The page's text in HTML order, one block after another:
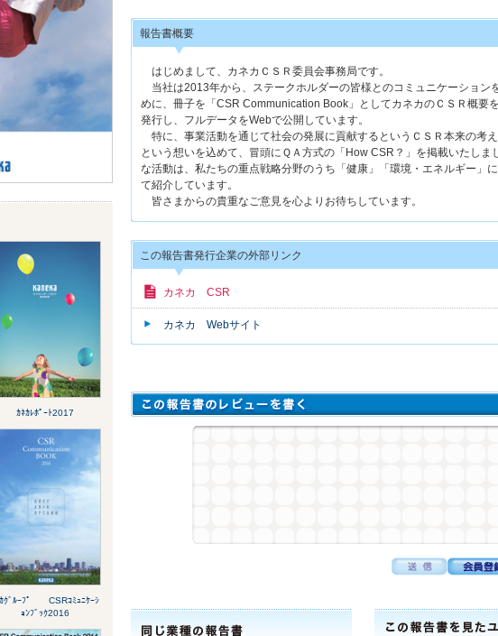
ｶﾈｶﾚﾎﾟｰﾄ2017
ｸﾞﾙｰﾌﾟ CSRｺﾐｭﾆｹｰｼ
ｮﾝﾌﾞｯｸ2016
報告書概要
はじめまして、カネカＣＳＲ委員会事務局です。
当社は2013年から、ステークホルダーの皆様とのコミュニケーション
めに、冊子を「CSR Communication Book」としてカネカのＣＳＲ概要
発行し、フルデータをWebで公開しています。
特に、事業活動を通じて社会の発展に貢献するというＣＳＲ本来の考
という想いを込めて、冒頭にＱＡ方式の「How CSR？」を掲載いたしま
な活動は、私たちの重点戦略分野のうち「健康」「環境・エネルギー」
て紹介しています。
皆さまからの貴重なご意見を心よりお待ちしています。
この報告書発行企業の外部リンク
カネカ CSR
カネカ Webサイト